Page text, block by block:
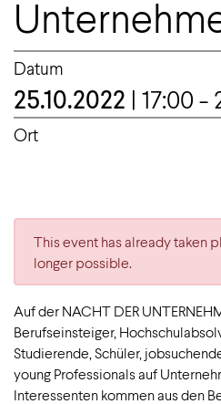
Datum
25.10.2022 | 17:00 -
Ort
This event has already taken
longer possible.
Auf der NACHT DER
Berufseinsteiger,
Studierende, Schüler,
young Professionals auf
Interessenten kommen aus den